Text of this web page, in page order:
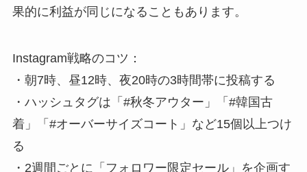
果的に利益が同じになることもあります。
Instagram戦略のコツ：
・朝7時、昼12時、夜20時の3時間帯に投稿する
・ハッシュタグは「#秋冬アウター」「#韓国古
着」「#オーバーサイズコート」など15個以上つけ
る
・2週間ごとに「フォロワー限定セール」を企画す